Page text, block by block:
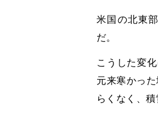
米国の北東
だ。
こうした変
元来寒かっ
らくなく、積